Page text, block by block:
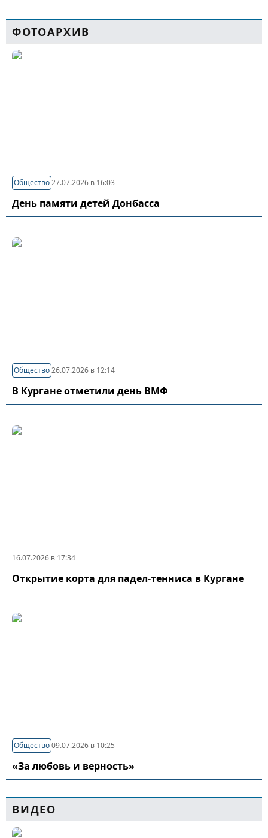
ФОТОАРХИВ
Общество27.07.2026 в 16:03
День памяти детей Донбасса
Общество26.07.2026 в 12:14
В Кургане отметили день ВМФ
16.07.2026 в 17:34
Открытие корта для падел-тенниса в Кургане
Общество09.07.2026 в 10:25
«За любовь и верность»
ВИДЕО